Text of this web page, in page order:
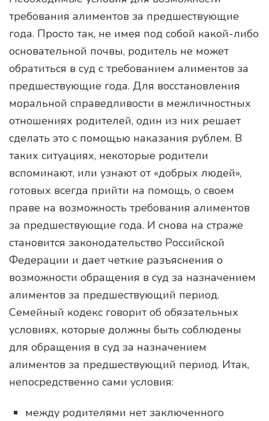
требования алиментов за предшествующие
года. Просто так, не имея под собой какой-либо
основательной почвы, родитель не может
обратиться в суд с требованием алиментов за
предшествующие года. Для восстановления
моральной справедливости в межличностных
отношениях родителей, один из них решает
сделать это с помощью наказания рублем. В
таких ситуациях, некоторые родители
вспоминают, или узнают от «добрых людей»,
готовых всегда прийти на помощь, о своем
праве на возможность требования алиментов
за предшествующие года. И снова на страже
становится законодательство Российской
Федерации и дает четкие разъяснения о
возможности обращения в суд за назначением
алиментов за предшествующий период.
Семейный кодекс говорит об обязательных
условиях, которые должны быть соблюдены
для обращения в суд за назначением
алиментов за предшествующий период. Итак,
непосредственно сами условия:
между родителями нет заключенного